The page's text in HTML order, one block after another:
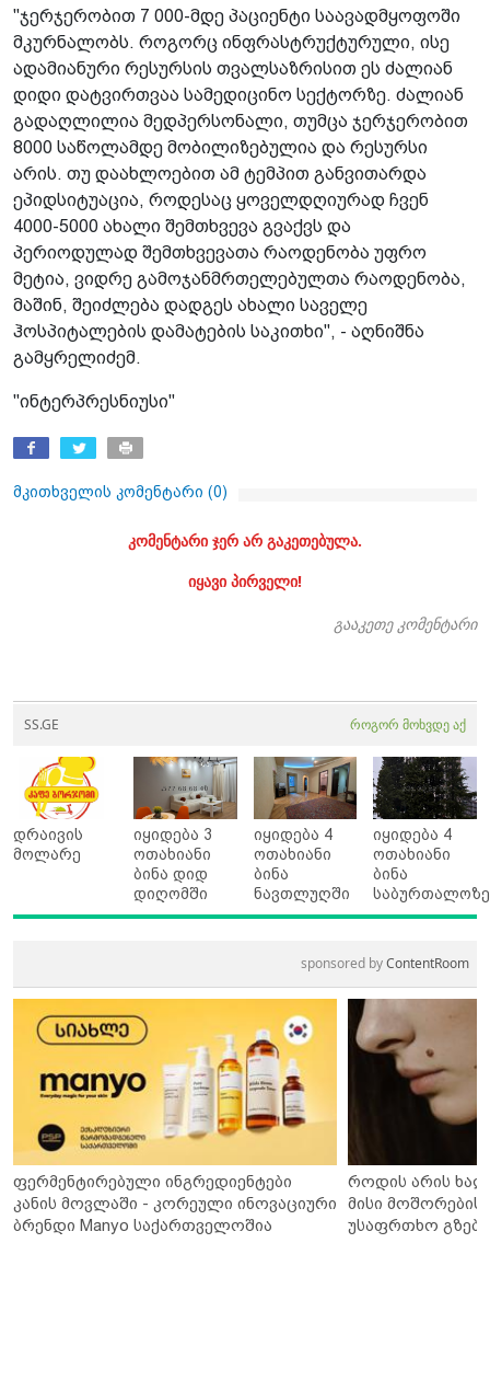
"ჯერჯერობით 7 000-მდე პაციენტი საავადმყოფოში
მკურნალობს. როგორც ინფრასტრუქტურული, ისე
ადამიანური რესურსის თვალსაზრისით ეს ძალიან
დიდი დატვირთვაა სამედიცინო სექტორზე. ძალიან
გადაღლილია მედპერსონალი, თუმცა ჯერჯერობით
8000 საწოლამდე მობილიზებულია და რესურსი
არის. თუ დაახლოებით ამ ტემპით განვითარდა
ეპიდსიტუაცია, როდესაც ყოველდღიურად ჩვენ
4000-5000 ახალი შემთხვევა გვაქვს და
პერიოდულად შემთხვევათა რაოდენობა უფრო
მეტია, ვიდრე გამოჯანმრთელებულთა რაოდენობა,
მაშინ, შეიძლება დადგეს ახალი საველე
ჰოსპიტალების დამატების საკითხი", - აღნიშნა
გამყრელიძემ.
"ინტერპრესნიუსი"
მკითხველის კომენტარი (0)
კომენტარი ჯერ არ გაკეთებულა.
იყავი პირველი!
გააკეთე კომენტარი
SS.GE როგორ მოხვდე აქ
დრაივის
მოლარე
იყიდება 3
ოთახიანი
ბინა დიდ
დიღომში
იყიდება 4
ოთახიანი
ბინა
ნავთლუღში
იყიდება 4
ოთახიანი
ბინა
საბურთალოზე
sponsored byContentRoom
ფერმენტირებული ინგრედიენტები
კანის მოვლაში - კორეული ინოვაციური
ბრენდი Manyo საქართველოშია
როდის არის
მისი მოშორების
უსაფრთხო გზები